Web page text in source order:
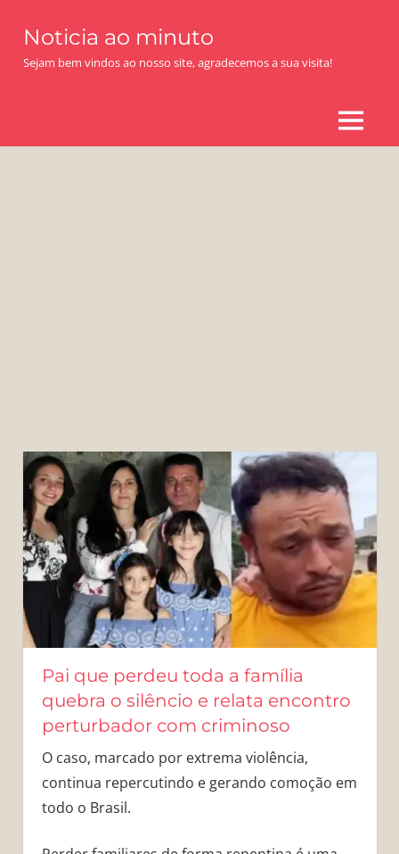
content
Noticia ao minuto
Sejam bem vindos ao nosso site, agradecemos a sua visita!
MENU
Pai que perdeu toda a família
quebra o silêncio e relata encontro
perturbador com criminoso
O caso, marcado por extrema violência,
continua repercutindo e gerando comoção em
todo o Brasil.